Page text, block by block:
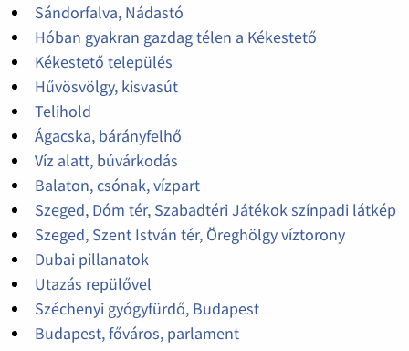
Sándorfalva, Nádastó
Hóban gyakran gazdag télen a Kékestető
Kékestető település
Hűvösvölgy, kisvasút
Telihold
Ágacska, bárányfelhő
Víz alatt, búvárkodás
Balaton, csónak, vízpart
Szeged, Dóm tér, Szabadtéri Játékok színpadi látkép
Szeged, Szent István tér, Öreghölgy víztorony
Dubai pillanatok
Utazás repülővel
Széchenyi gyógyfürdő, Budapest
Budapest, főváros, parlament